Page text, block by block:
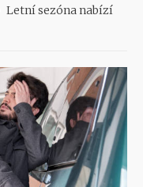
Letní sezóna nabízí